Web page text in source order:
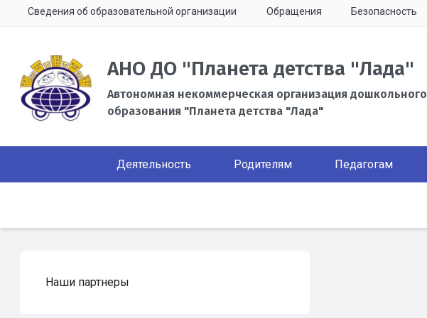
Сведения об образовательной организации Обращения Безопасность
АНО ДО "Планета детства "Лада"
Автономная некоммерческая организация дошкольного
образования "Планета детства "Лада"
Деятельность Родителям Педагогам
Наши партнеры